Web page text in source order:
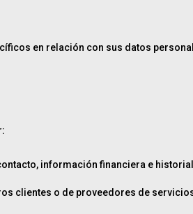
en relación con sus datos
información financiera e
clientes o de proveedores de